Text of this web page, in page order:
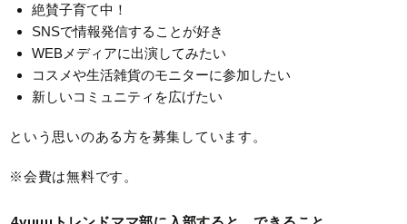
絶賛子育て中！
SNSで情報発信することが好き
WEBメディアに出演してみたい
コスメや生活雑貨のモニターに参加したい
新しいコミュニティを広げたい
という思いのある方を募集しています。
※会費は無料です。